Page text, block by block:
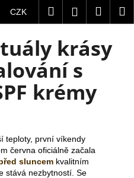
CZK HledatPřihlášení
krásy
s
krémy
teploty, první víkendy
června oficiálně začala
sluncem kvalitním
stává nezbytností. Se